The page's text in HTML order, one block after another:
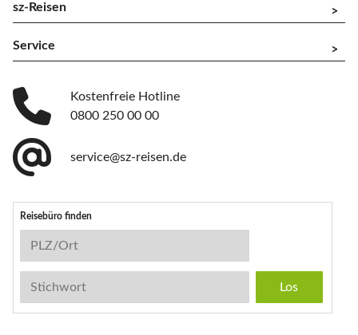
sz-Reisen ^
Service ^
Kostenfreie Hotline
0800 250 00 00
service@sz-reisen.de
Reisebüro finden
Reisebüro-Suche
PLZ/Ort